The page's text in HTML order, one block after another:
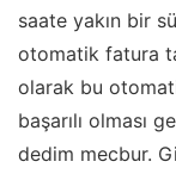
saate yakın bir
otomatik fatura
olarak bu
başarılı olması
dedim mecbur.